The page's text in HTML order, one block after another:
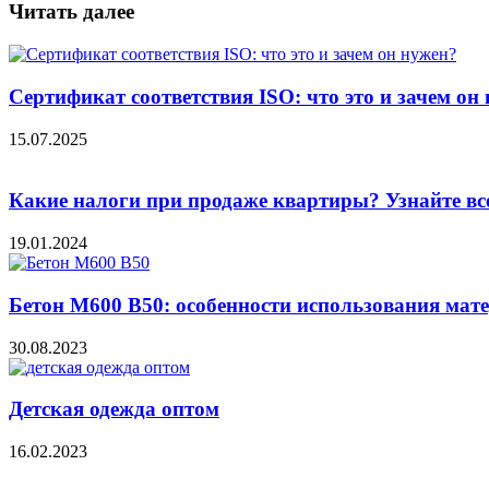
Читать далее
Сертификат соответствия ISO: что это и зачем он
15.07.2025
Какие налоги при продаже квартиры? Узнайте
19.01.2024
Бетон М600 В50: особенности использования
30.08.2023
Детская одежда оптом
16.02.2023